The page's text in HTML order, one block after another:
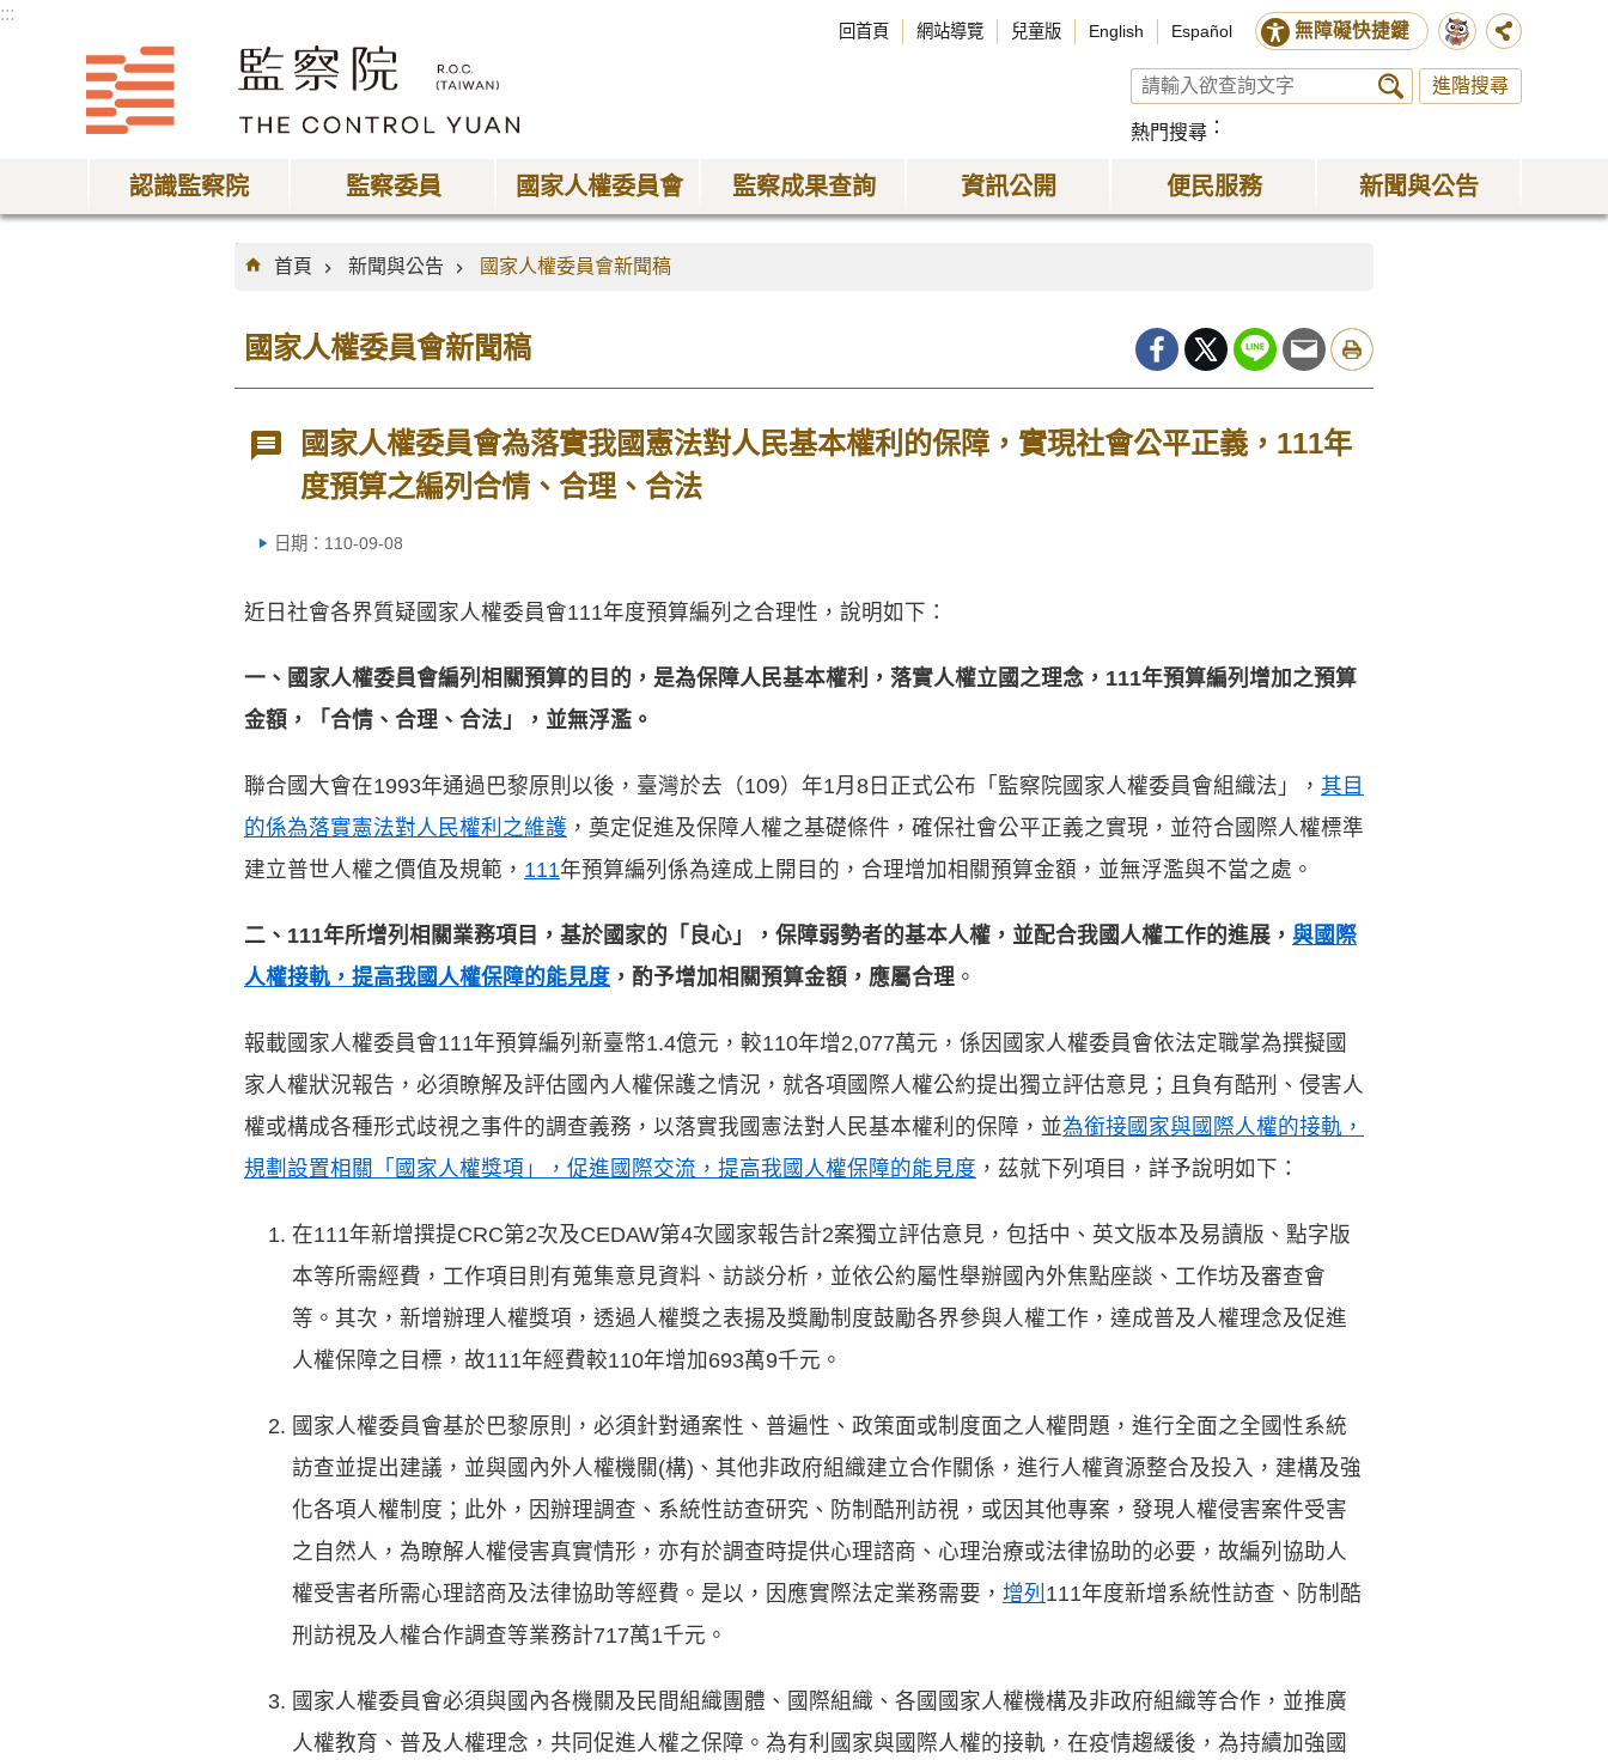
:::
回首頁 網站導覽 兒童版 English Español 無障礙快捷鍵
進階搜尋
熱門搜尋
認識監察院 監察委員 國家人權委員會 監察成果查詢 資訊公開 便民服務 新聞與公告
:::
首頁
新聞與公告 國家人權委員會新聞稿
國家人權委員會新聞稿
國家人權委員會為落實我國憲法對人民基本權利的保障，實現社會公平正義，111年
度預算之編列合情、合理、合法
日期：110-09-08
近日社會各界質疑國家人權委員會111年度預算編列之合理性，說明如下：
一、國家人權委員會編列相關預算的目的，是為保障人民基本權利，落實人權立國之理念，111年預算編列增加之預算
金額，「合情、合理、合法」，並無浮濫。
聯合國大會在1993年通過巴黎原則以後，臺灣於去（109）年1月8日正式公布「監察院國家人權委員會組織法」， 其目
的係為落實憲法對人民權利之維護 ，奠定促進及保障人權之基礎條件，確保社會公平正義之實現，並符合國際人權標準
建立普世人權之價值及規範， 111年預算編列係為達成上開目的，合理增加相關預算金額，並無浮濫與不當之處。
二、111年所增列相關業務項目，基於國家的「良心」，保障弱勢者的基本人權，並配合我國人權工作的進展， 與國際
人權接軌，提高我國人權保障的能見度 ，酌予增加相關預算金額，應屬合理 。
報載國家人權委員會111年預算編列新臺幣1.4億元，較110年增2,077萬元，係因國家人權委員會依法定職掌為撰擬國
家人權狀況報告，必須瞭解及評估國內人權保護之情況，就各項國際人權公約提出獨立評估意見；且負有酷刑、侵害人
權或構成各種形式歧視之事件的調查義務，以落實我國憲法對人民基本權利的保障，並為銜接國家與國際人權的接軌，
規劃設置相關「國家人權獎項」，促進國際交流，提高我國人權保障的能見度 ，茲就下列項目，詳予說明如下：
在111年新增撰提CRC第2次及CEDAW第4次國家報告計2案獨立評估意見，包括中、英文版本及易讀版、點字版
本等所需經費，工作項目則有蒐集意見資料、訪談分析，並依公約屬性舉辦國內外焦點座談、工作坊及審查會
等。其次，新增辦理人權獎項，透過人權獎之表揚及獎勵制度鼓勵各界參與人權工作，達成普及人權理念及促進
人權保障之目標，故111年經費較110年增加693萬9千元。
國家人權委員會基於巴黎原則，必須針對通案性、普遍性、政策面或制度面之人權問題，進行全面之全國性系統
訪查並提出建議，並與國內外人權機關(構)、其他非政府組織建立合作關係，進行人權資源整合及投入，建構及強
化各項人權制度；此外，因辦理調查、系統性訪查研究、防制酷刑訪視，或因其他專案，發現人權侵害案件受害
之自然人，為瞭解人權侵害真實情形，亦有於調查時提供心理諮商、心理治療或法律協助的必要，故編列協助人
權受害者所需心理諮商及法律協助等經費。是以，因應實際法定業務需要， 增列 111年度新增系統性訪查、防制酷
刑訪視及人權合作調查等業務計717萬1千元。
國家人權委員會必須與國內各機關及民間組織團體、國際組織、各國國家人權機構及非政府組織等合作，並推廣
人權教育、普及人權理念，共同促進人權之保障。為有利國家與國際人權的接軌，在疫情趨緩後，為持續加強國